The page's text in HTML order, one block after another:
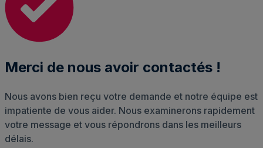
Merci de nous avoir contactés !
Nous avons bien reçu votre demande et notre équipe est
impatiente de vous aider. Nous examinerons rapidement
votre message et vous répondrons dans les meilleurs
délais.